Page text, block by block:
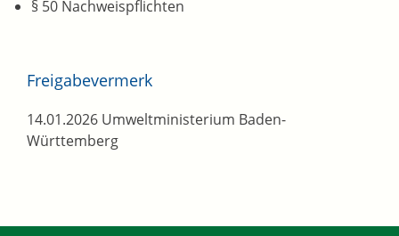
§ 50 Nachweispflichten
Freigabevermerk
14.01.2026 Umweltministerium Baden-
Württemberg